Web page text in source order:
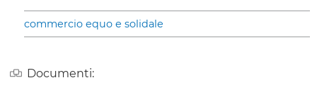
commercio equo e solidale
Documenti: